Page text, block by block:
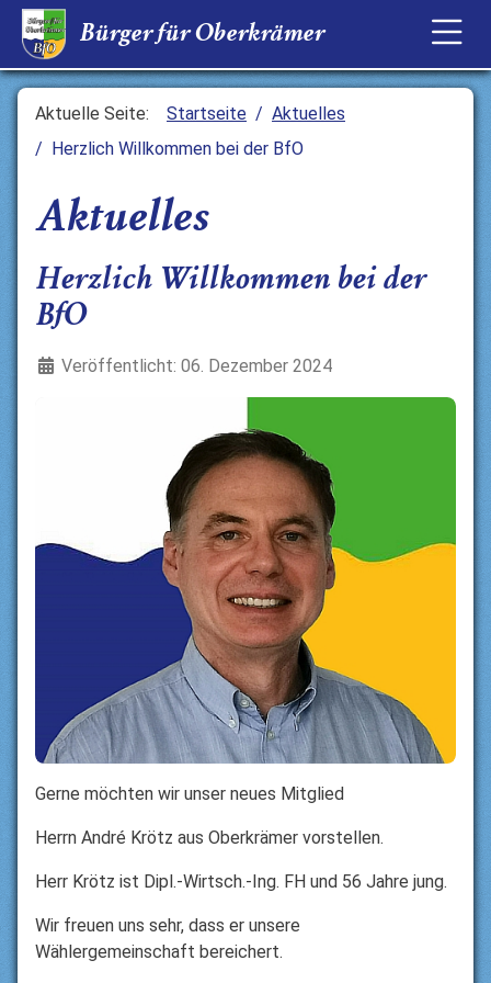
BfO
Bürger für
Oberkrämer
Bürger für Oberkrämer
Aktuelle Seite: Startseite
Aktuelles
Herzlich Willkommen bei der BfO
Aktuelles
Herzlich Willkommen bei der
BfO
Details
Veröffentlicht: 06. Dezember 2024
Gerne möchten wir unser neues Mitglied
Herrn André Krötz aus Oberkrämer vorstellen.
Herr Krötz ist Dipl.-Wirtsch.-Ing. FH und 56 Jahre jung.
Wir freuen uns sehr, dass er unsere
Wählergemeinschaft bereichert.